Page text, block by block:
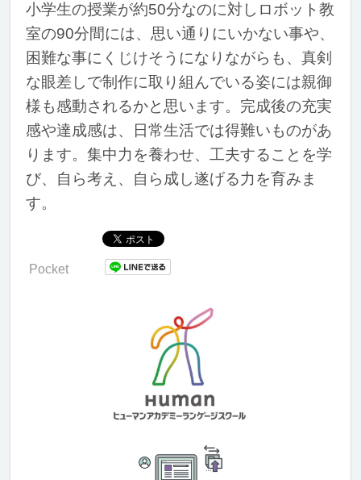
小学生の授業が約50分なのに対しロボット教
室の90分間には、思い通りにいかない事や、
困難な事にくじけそうになりながらも、真剣
な眼差しで制作に取り組んでいる姿には親御
様も感動されるかと思います。完成後の充実
感や達成感は、日常生活では得難いものがあ
ります。集中力を養わせ、工夫することを学
び、自ら考え、自ら成し遂げる力を育みま
す。
Pocket